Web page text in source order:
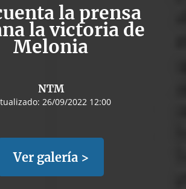
la prensa
la victoria de
Melonia
NTM
26/09/2022 12:00
Ver galería >